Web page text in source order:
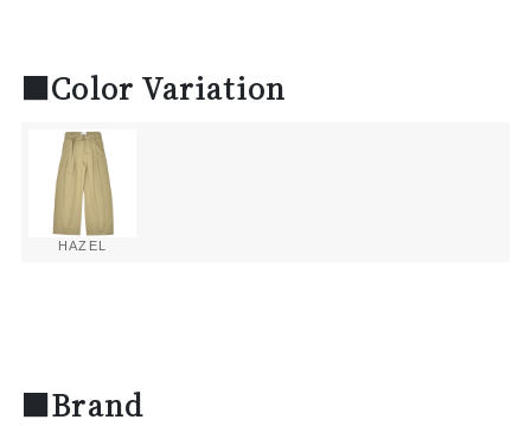
■Color Variation
HAZEL
■Brand